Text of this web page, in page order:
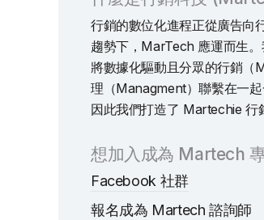
行銷的數位化進程正從廣告向
趨勢下，MarTech 應運而生
將數據化驅動且分眾的行銷
理（Managment）聯繫在一起
因此我們打造了 Martechie 行
想加入成為 Martech
Facebook 社群
報名成為 Martech 諮詢師